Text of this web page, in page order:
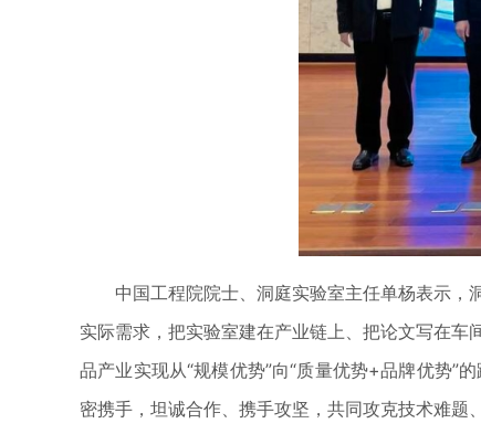
中国工程院院士、洞庭实验室主任单杨表示，
实际需求，把实验室建在产业链上、把论文写在
品产业实现从“规模优势”向“质量优势+品牌优势”
密携手，坦诚合作、携手攻坚，共同攻克技术难题